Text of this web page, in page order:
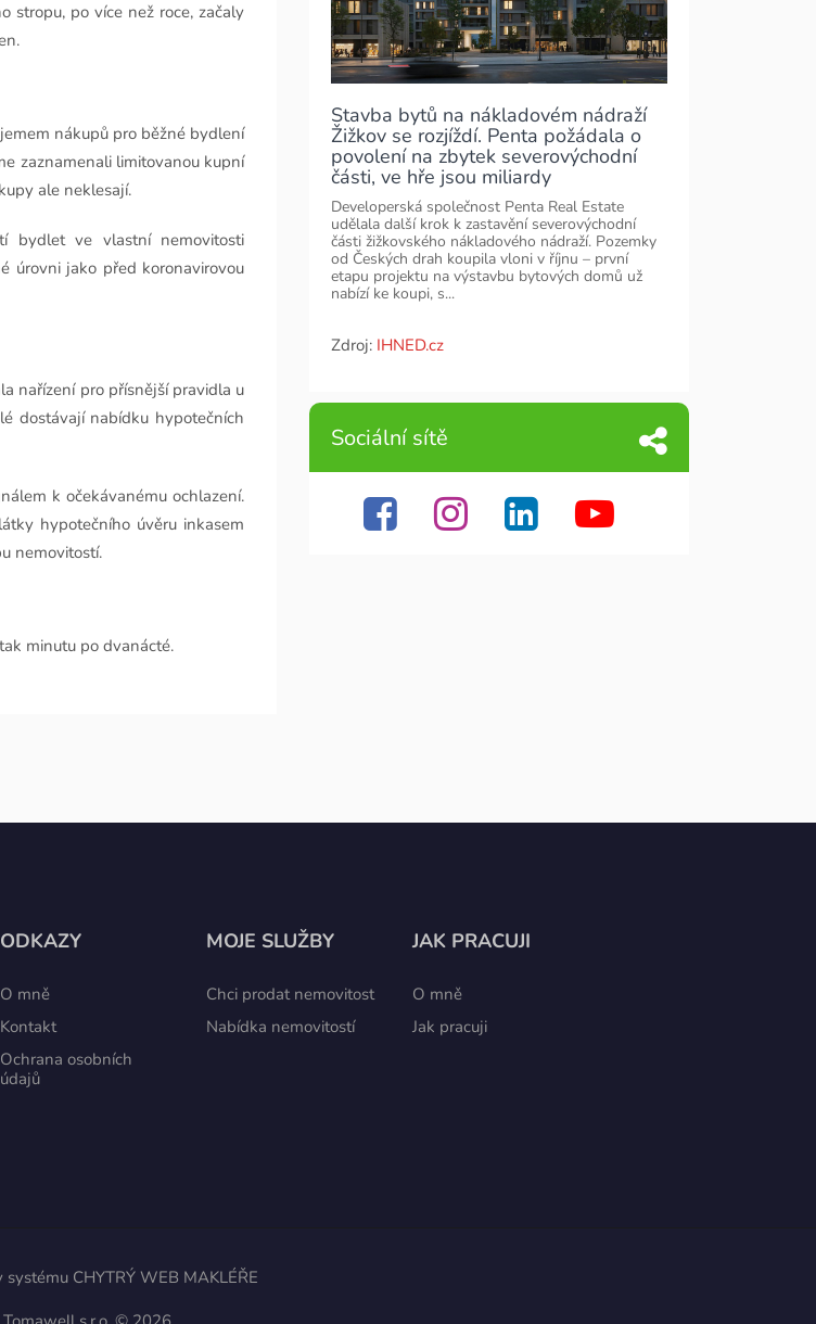
stropu, po více než roce, začaly
nákupů pro běžné bydlení
zaznamenali limitovanou kupní
ale neklesají.
bydlet ve vlastní nemovitosti
úrovni jako před koronavirovou
nařízení pro přísnější pravidla u
dostávají nabídku hypotečních
k očekávanému ochlazení.
hypotečního úvěru inkasem
nemovitostí.
minutu po dvanácté.
Stavba bytů na nákladovém nádraží
Žižkov se rozjíždí. Penta požádala o
povolení na zbytek severovýchodní
části, ve hře jsou miliardy
Developerská společnost Penta Real Estate
udělala další krok k zastavění severovýchodní
části žižkovského nákladového nádraží. Pozemky
od Českých drah koupila vloni v říjnu – první
etapu projektu na výstavbu bytových domů už
nabízí ke koupi, s...
Zdroj: IHNED.cz
Sociální sítě
ODKAZY
O mně
Kontakt
Ochrana osobních
údajů
MOJE SLUŽBY
Chci prodat nemovitost
Nabídka nemovitostí
JAK PRACUJI
O mně
Jak pracuji
systému CHYTRÝ WEB MAKLÉŘE